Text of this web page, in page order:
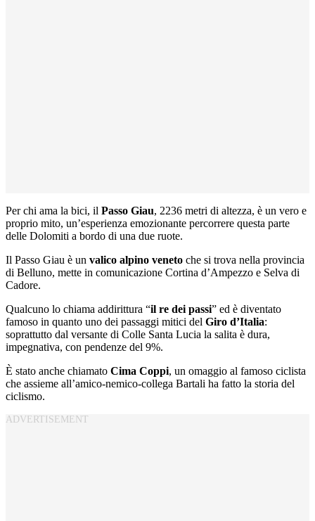
Per chi ama la bici, il Passo Giau, 2236 metri di altezza, è un vero e
proprio mito, un’esperienza emozionante percorrere questa parte
delle Dolomiti a bordo di una due ruote.
Il Passo Giau è un valico alpino veneto che si trova nella provincia
di Belluno, mette in comunicazione Cortina d’Ampezzo e Selva di
Cadore.
Qualcuno lo chiama addirittura “il re dei passi” ed è diventato
famoso in quanto uno dei passaggi mitici del Giro d’Italia:
soprattutto dal versante di Colle Santa Lucia la salita è dura,
impegnativa, con pendenze del 9%.
È stato anche chiamato Cima Coppi, un omaggio al famoso ciclista
che assieme all’amico-nemico-collega Bartali ha fatto la storia del
ciclismo.